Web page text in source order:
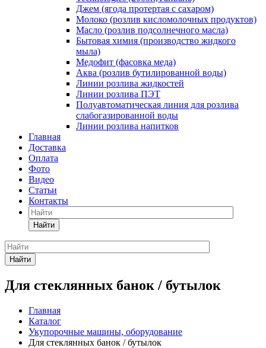
Джем (ягода протертая с сахаром)
Молоко (розлив кисломолочных продуктов)
Масло (розлив подсолнечного масла)
Бытовая химия (производство жидкого
мыла)
Медофит (фасовка меда)
Аква (розлив бутилированной воды)
Линии розлива жидкостей
Линии розлива ПЭТ
Полуавтоматическая линия для розлива
слабогазированной воды
Линии розлива напитков
Главная
Доставка
Оплата
Фото
Видео
Статьи
Контакты
Найти
Найти
Для стеклянных банок / бутылок
Главная
Каталог
Укупорочные машины, оборудование
Для стеклянных банок / бутылок